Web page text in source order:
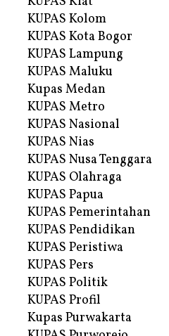
KUPAS Kolom
KUPAS Kota Bogor
KUPAS Lampung
KUPAS Maluku
Kupas Medan
KUPAS Metro
KUPAS Nasional
KUPAS Nias
KUPAS Nusa Tenggara
KUPAS Olahraga
KUPAS Papua
KUPAS Pemerintahan
KUPAS Pendidikan
KUPAS Peristiwa
KUPAS Pers
KUPAS Politik
KUPAS Profil
Kupas Purwakarta